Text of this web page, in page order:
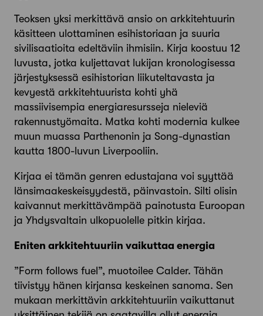
Teoksen yksi merkittävä ansio on arkkitehtuurin
käsitteen ulottaminen esihistoriaan ja suuria
sivilisaatioita edeltäviin ihmisiin. Kirja koostuu 12
luvusta, jotka kuljettavat lukijan kronologisessa
järjestyksessä esihistorian liikuteltavasta ja
kevyestä arkkitehtuurista kohti yhä
massiivisempia energia­resursseja nieleviä
rakennustyömaita. Matka kohti modernia kulkee
muun muassa Parthenonin ja Song-dynastian
kautta 1800-luvun Liverpooliin.
Kirjaa ei tämän genren edustajana voi syyttää
länsimaa­keskeisyydestä, päinvastoin. Silti olisin
kaivannut merkittävämpää painotusta Euroopan
ja Yhdysvaltain ulkopuolelle pitkin kirjaa.
Eniten arkkitehtuuriin vaikuttaa energia
”Form follows fuel”, muotoilee Calder. Tähän
tiivistyy hänen kirjansa keskeinen sanoma. Sen
mukaan merkittävin arkkitehtuuriin vaikuttanut